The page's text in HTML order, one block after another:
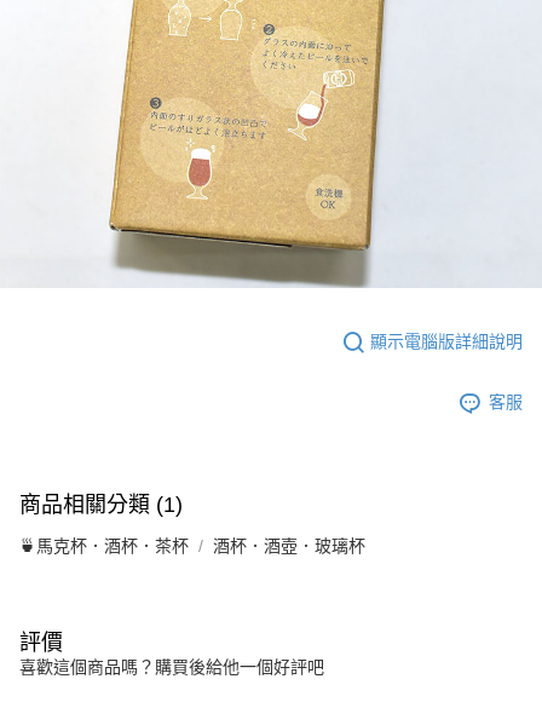
顯示電腦版詳細說明
客服
商品相關分類 (1)
🍵馬克杯．酒杯．茶杯 酒杯．酒壺．玻璃杯
評價
喜歡這個商品嗎？購買後給他一個好評吧